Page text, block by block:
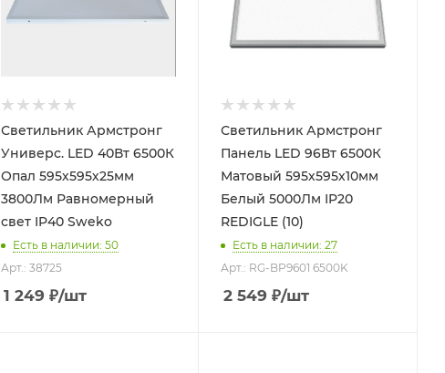
Светильник Армстронг
Универс. LED 40Вт 6500К
Опал 595х595х25мм
3800Лм Равномерный
свет IP40 Sweko
Есть в наличии: 50
Арт.: 38725
1 249 ₽/шт
Светильник Армстронг
Панель LED 96Вт 6500К
Матовый 595х595х10мм
Белый 5000Лм IP20
REDIGLE (10)
Есть в наличии: 27
Арт.: RG-BP9601 6500K
2 549 ₽/шт